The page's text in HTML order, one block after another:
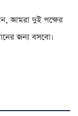
আমরা দুই পক্ষের
জন্য বসবো।